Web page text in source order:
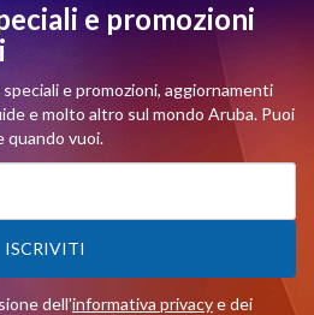
e promozioni
e promozioni, aggiornamenti
e molto altro sul mondo Aruba. Puoi
quando vuoi.
ISCRIVITI
dell'informativa privacye dei